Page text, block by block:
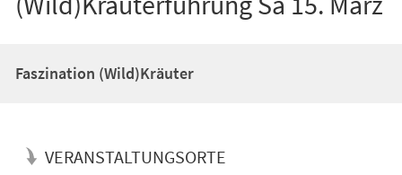
Faszination (Wild)Kräuter
VERANSTALTUNGSORTE